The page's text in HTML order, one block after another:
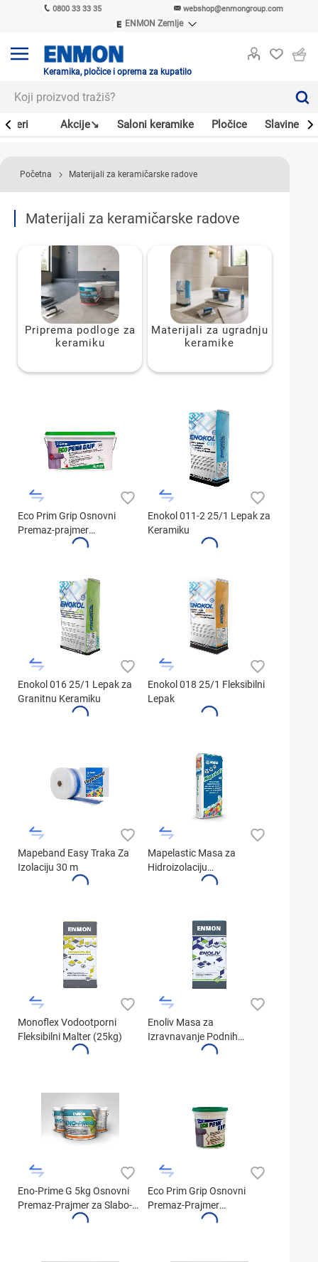
0800 33 33 35 webshop@enmongroup.com
ENMON Zemlje
ENMON MKD
Keramika, pločice i oprema za kupatilo
Akcije↘ Saloni keramike Pločice Slavine
Početna Materijali za keramičarske radove
Materijali za keramičarske radove
Priprema podloge za
keramiku
Materijali za ugradnju
keramike
Eco Prim Grip Osnovni
Premaz-prajmer
Višenamenski (5kg)
Enokol 011-2 25/1 Lepak za
Keramiku
Enokol 016 25/1 Lepak za
Granitnu Keramiku
Enokol 018 25/1 Fleksibilni
Lepak
Mapeband Easy Traka Za
Izolaciju 30 m
Mapelastic Masa za
Hidroizolaciju
Dvokomponentna -
Monoflex Vodootporni
Fleksibilni Malter (25kg)
Enoliv Masa za
Izravnavanje Podnih
Površina (25kg)
Eno-Prime G 5kg Osnovni
Premaz-Prajmer za Slabo-
Upojne Površine
Eco Prim Grip Osnovni
Premaz-Prajmer
Višenamenski (1kg)